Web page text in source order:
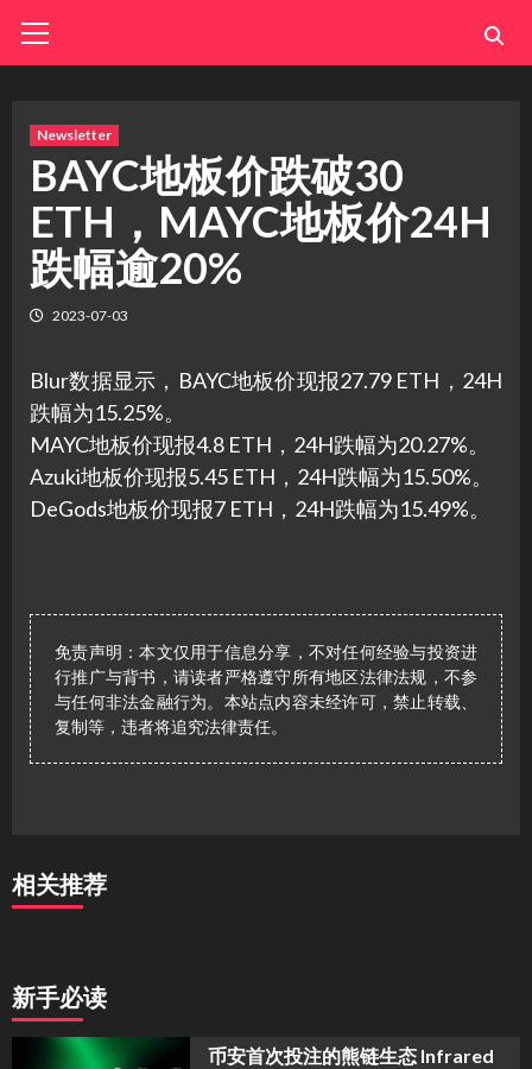
Menu
Newsletter
BAYC地板价跌破30
ETH，MAYC地板价24H
跌幅逾20%
2023-07-03
Blur数据显示，BAYC地板价现报27.79 ETH，24H
跌幅为15.25%。
MAYC地板价现报4.8 ETH，24H跌幅为20.27%。
Azuki地板价现报5.45 ETH，24H跌幅为15.50%。
DeGods地板价现报7 ETH，24H跌幅为15.49%。
免责声明：本文仅用于信息分享，不对任何经验与投资进
行推广与背书，请读者严格遵守所有地区法律法规，不参
与任何非法金融行为。本站点内容未经许可，禁止转载、
复制等，违者将追究法律责任。
相关推荐
新手必读
币安首次投注的熊链生态 Infrared